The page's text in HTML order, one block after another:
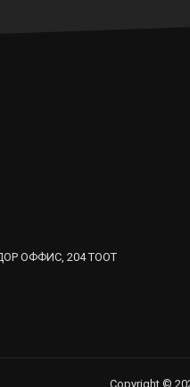
ОФФИС, 204 ТООТ
Copyright ©